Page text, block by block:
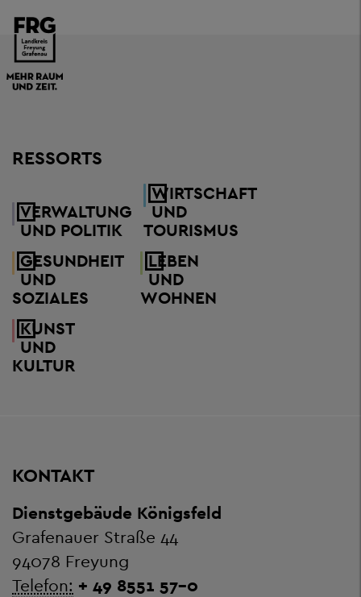
RESSORTS
VERWALTUNG
UND POLITIK
WIRTSCHAFT
UND
TOURISMUS
GESUNDHEIT
UND
SOZIALES
LEBEN
UND
WOHNEN
KUNST
UND
KULTUR
KONTAKT
Dienstgebäude Königsfeld
Grafenauer Straße 44
94078 Freyung
Telefon: + 49 8551 57-0